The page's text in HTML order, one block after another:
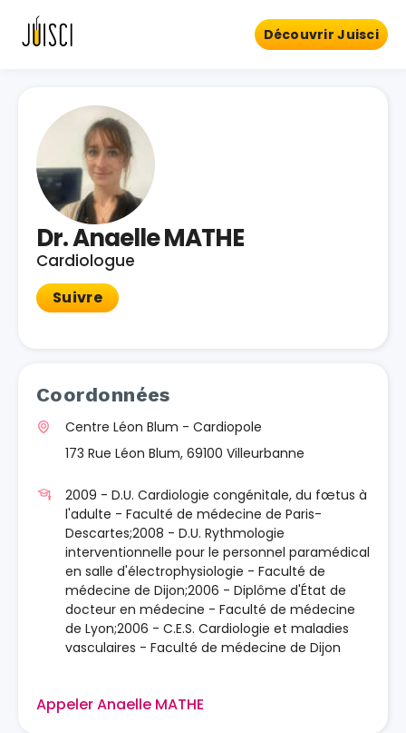
Découvrir Juisci
Dr. Anaelle MATHE
Cardiologue
Suivre
Coordonnées
Centre Léon Blum - Cardiopole
173 Rue Léon Blum, 69100 Villeurbanne
2009 - D.U. Cardiologie congénitale, du fœtus à
l'adulte - Faculté de médecine de Paris-
Descartes;2008 - D.U. Rythmologie
interventionnelle pour le personnel paramédical
en salle d'électrophysiologie - Faculté de
médecine de Dijon;2006 - Diplôme d'État de
docteur en médecine - Faculté de médecine
de Lyon;2006 - C.E.S. Cardiologie et maladies
vasculaires - Faculté de médecine de Dijon
Appeler Anaelle MATHE